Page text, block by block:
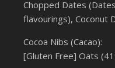
Chopped Dates
flavourings), Coconut
Cocoa Nibs (Cacao):
[Gluten Free] Oats